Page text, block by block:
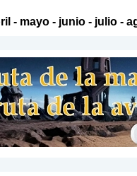
- mayo- junio- julio-